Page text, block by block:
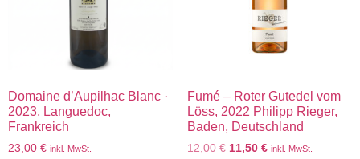
Domaine d’Aupilhac Blanc ·
2023, Languedoc,
Frankreich
23,00 € inkl. MwSt.
Fumé – Roter Gutedel vom
Löss, 2022 Philipp Rieger,
Baden, Deutschland
12,00€ 11,50 € inkl. MwSt.